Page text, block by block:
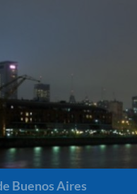
Buenos Aires